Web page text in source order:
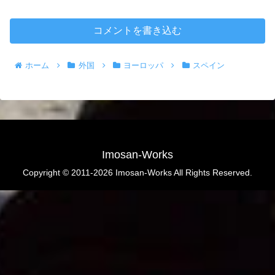
コメントを書き込む
ホーム 外国 ヨーロッパ スペイン
Imosan-Works
Copyright © 2011-2026 Imosan-Works All Rights Reserved.